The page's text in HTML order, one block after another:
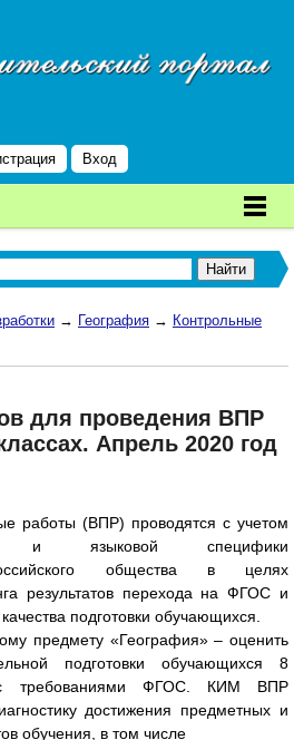
Вход
→ География → Контрольные
для проведения ВПР
Апрель 2020 год
работы (ВПР) проводятся с учетом
и языковой специфики
общества в целях
результатов перехода на ФГОС и
подготовки обучающихся.
предмету «География» – оценить
подготовки обучающихся 8
требованиями ФГОС. КИМ ВПР
достижения предметных и
обучения, в том числе